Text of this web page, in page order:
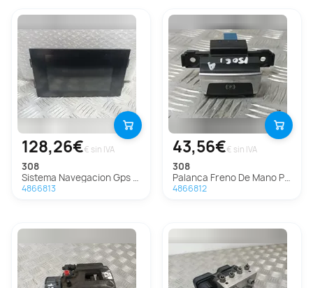
128,26€€ sin IVA
308
Sistema Navegacion Gps Para Peugeot 308
4866813
43,56€€ sin IVA
308
Palanca Freno De Mano Para Peugeot 308
4866812